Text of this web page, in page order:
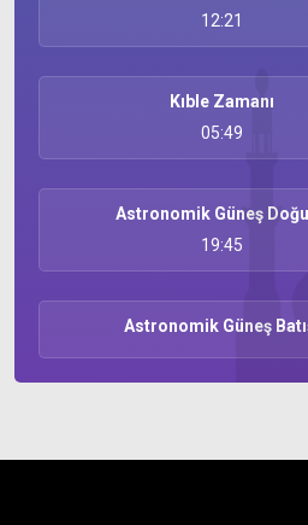
12:21
Kıble Zamanı
05:49
Astronomik Güneş
19:45
Astronomik Güneş